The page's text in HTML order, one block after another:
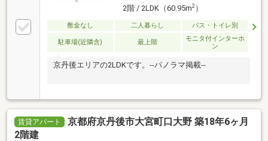
2階 / 2LDK（60.95m2）
敷金なし 二人暮らし バス・トイレ別
駐車場(近隣含) 最上階
モニタ付インターホ
ン
京丹後エリアの2LDKです。--パノラマ掲載--
賃貸アパート
京都府京丹後市大宮町口大野 築18年6ヶ月
2階建